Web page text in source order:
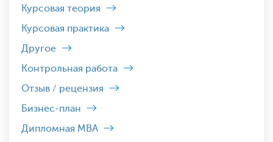
Курсовая теория
Курсовая практика
Другое
Контрольная работа
Отзыв / рецензия
Бизнес-план
Дипломная MBA